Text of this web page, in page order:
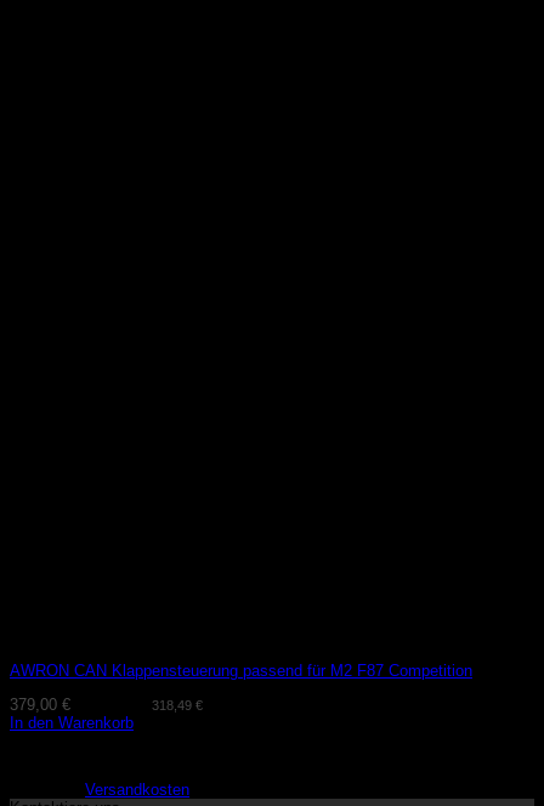
AWRON CAN Klappensteuerung passend für M2 F87 Competition
379,00 € 318,49 €
In den Warenkorb
Versandkosten